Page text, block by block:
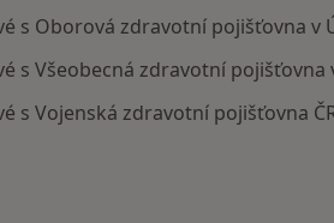
s Oborová zdravotní pojišťovna v
s Všeobecná zdravotní pojišťovna
s Vojenská zdravotní pojišťovna